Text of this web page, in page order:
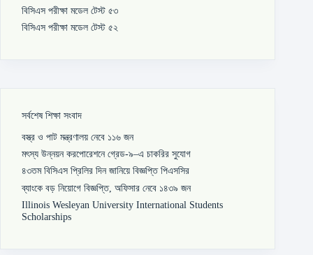
বিসিএস পরীক্ষা মডেল টেস্ট ৫৩
বিসিএস পরীক্ষা মডেল টেস্ট ৫২
সর্বশেষ শিক্ষা সংবাদ
বস্ত্র ও পাট মন্ত্রণালয় নেবে ১১৬ জন
মৎস্য উন্নয়ন করপোরেশনে গ্রেড-৯–এ চাকরির সুযোগ
৪৩তম বিসিএস প্রিলির দিন জানিয়ে বিজ্ঞপ্তি পিএসসির
ব্যাংকে বড় নিয়োগে বিজ্ঞপ্তি, অফিসার নেবে ১৪৩৯ জন
Illinois Wesleyan University International Students
Scholarships